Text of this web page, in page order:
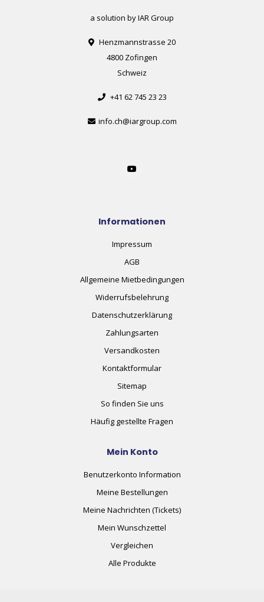
a solution by IAR Group
Henzmannstrasse 20
4800 Zofingen
Schweiz
+41 62 745 23 23
info.ch@iargroup.com
Informationen
Impressum
AGB
Allgemeine Mietbedingungen
Widerrufsbelehrung
Datenschutzerklärung
Zahlungsarten
Versandkosten
Kontaktformular
Sitemap
So finden Sie uns
Häufig gestellte Fragen
Mein Konto
Benutzerkonto Information
Meine Bestellungen
Meine Nachrichten (Tickets)
Mein Wunschzettel
Vergleichen
Alle Produkte